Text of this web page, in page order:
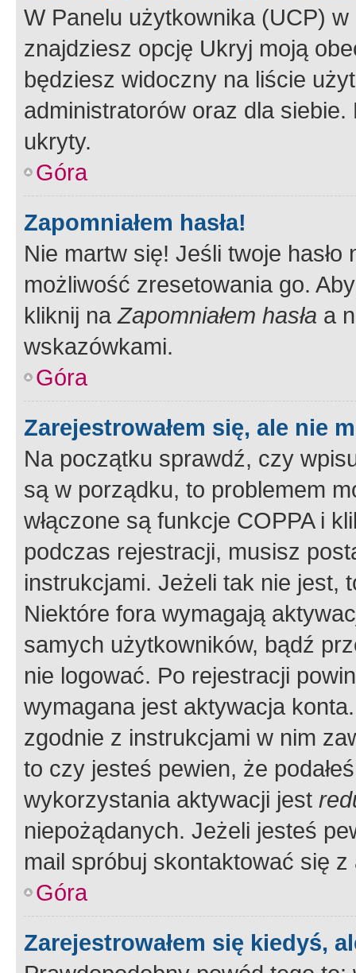
W Panelu użytkownika (UCP) w
znajdziesz opcję Ukryj moją
będziesz widoczny na liście
administratorów oraz dla
ukryty.
Góra
Zapomniałem hasła!
Nie martw się! Jeśli twoje
możliwość zresetowania go.
kliknij naZapomniałem hasła a
wskazówkami.
Góra
Zarejestrowałem się, ale nie
Na początku sprawdź, czy
są w porządku, to problemem
włączone są funkcje COPPA i
podczas rejestracji, musisz
instrukcjami. Jeżeli tak nie jest,
Niektóre fora wymagają
samych użytkowników, bądź
nie logować. Po rejestracji
wymagana jest aktywacja
zgodnie z instrukcjami w nim
to czy jesteś pewien, że
wykorzystania aktywacji jest
niepożądanych. Jeżeli jesteś
mail spróbuj skontaktować się
Góra
Zarejestrowałem się kiedyś,